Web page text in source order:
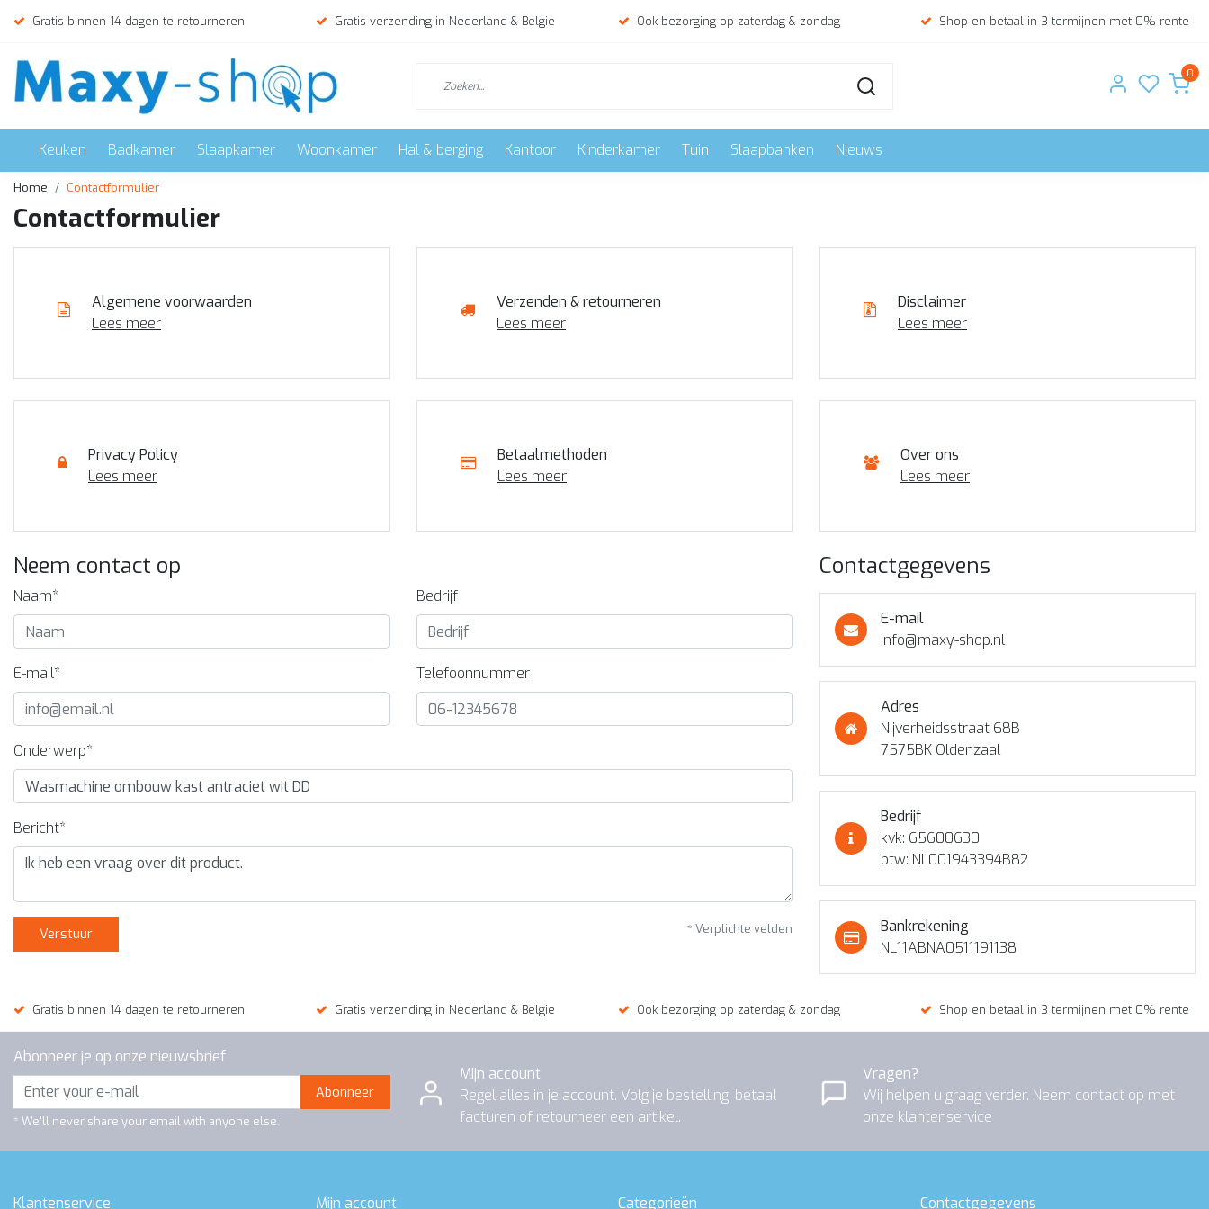
Gratis binnen 14 dagen te retourneren Gratis verzending in Nederland & Belgie Ook bezorging op zaterdag & zondag Shop en betaal in 3 termijnen met 0% rente
0
Keuken Badkamer Slaapkamer Woonkamer Hal & berging Kantoor Kinderkamer Tuin Slaapbanken Nieuws
Home Contactformulier
Contactformulier
Algemene voorwaarden
Lees meer
Verzenden & retourneren
Lees meer
Disclaimer
Lees meer
Privacy Policy
Lees meer
Betaalmethoden
Lees meer
Over ons
Lees meer
Neem contact op
Naam* Bedrijf
E-mail* Telefoonnummer
Onderwerp*
Bericht*
Verstuur * Verplichte velden
Contactgegevens
E-mail
info@maxy-shop.nl
Adres
Nijverheidsstraat 68B
7575BK Oldenzaal
Bedrijf
kvk: 65600630
btw: NL001943394B82
Bankrekening
NL11ABNA0511191138
Gratis binnen 14 dagen te retourneren Gratis verzending in Nederland & Belgie Ook bezorging op zaterdag & zondag Shop en betaal in 3 termijnen met 0% rente
Abonneer je op onze nieuwsbrief
Abonneer
* We'll never share your email with anyone else.
Mijn account
Regel alles in je account. Volg je bestelling, betaal
facturen of retourneer een artikel.
Vragen?
Wij helpen u graag verder. Neem contact op met
onze klantenservice
Klantenservice Mijn account Categorieën Contactgegevens